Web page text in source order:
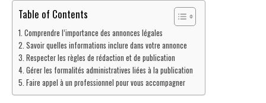
Table of Contents
Comprendre l’importance des annonces légales
Savoir quelles informations inclure dans votre annonce
Respecter les règles de rédaction et de publication
Gérer les formalités administratives liées à la publication
Faire appel à un professionnel pour vous accompagner